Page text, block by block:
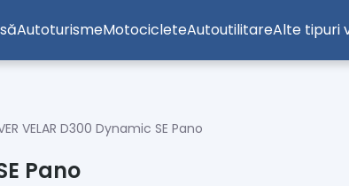
AutoturismeMotocicleteAutoutilitareAlte tipuri
VELAR D300 Dynamic SE Pano
Pano